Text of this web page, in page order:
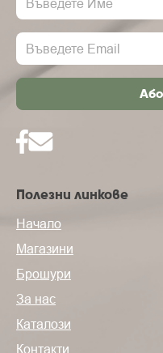
Полезни линкове
Начало
Магазини
Брошури
За нас
Каталози
Контакти